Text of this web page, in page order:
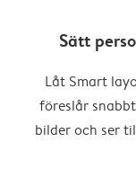
Sätt
Låt Smart
föreslår
bilder och ser